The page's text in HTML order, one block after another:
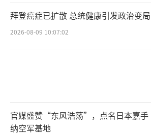
拜登癌症已扩散 总统健康引发政治变局
2026-08-09 10:07:02
官媒盛赞“东风浩荡”，点名日本嘉手
纳空军基地